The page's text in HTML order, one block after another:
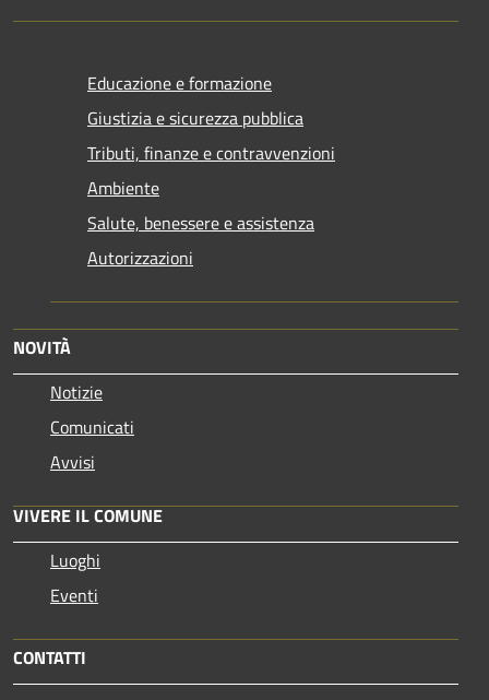
Educazione e formazione
Giustizia e sicurezza pubblica
Tributi, finanze e contravvenzioni
Ambiente
Salute, benessere e assistenza
Autorizzazioni
NOVITÀ
Notizie
Comunicati
Avvisi
VIVERE IL COMUNE
Luoghi
Eventi
CONTATTI